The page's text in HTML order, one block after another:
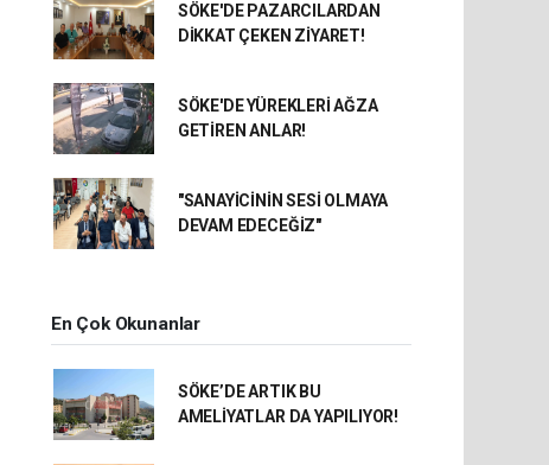
SÖKE'DE PAZARCILARDAN
DİKKAT ÇEKEN ZİYARET!
SÖKE'DE YÜREKLERİ AĞZA
GETİREN ANLAR!
"SANAYİCİNİN SESİ OLMAYA
DEVAM EDECEĞİZ"
En Çok Okunanlar
SÖKE’DE ARTIK BU
AMELİYATLAR DA YAPILIYOR!